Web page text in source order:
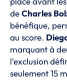
deCharles
bénéfique,
au score.
marquant à
l'exclusion
seulement 15